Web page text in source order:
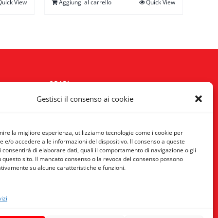
Gestisci il consenso ai cookie
la migliore esperienza, utilizziamo tecnologie come i cookie per
e/o accedere alle informazioni del dispositivo. Il consenso a queste
consentirà di elaborare dati, quali il comportamento di navigazione o gli
questo sito. Il mancato consenso o la revoca del consenso possono
su alcune caratteristiche e funzioni.
€
View Aggiungi al carrello Quick View
ORARI
SOCIAL